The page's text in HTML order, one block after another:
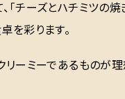
チーズとハチミツの
を彩ります。
ーミーであるものが